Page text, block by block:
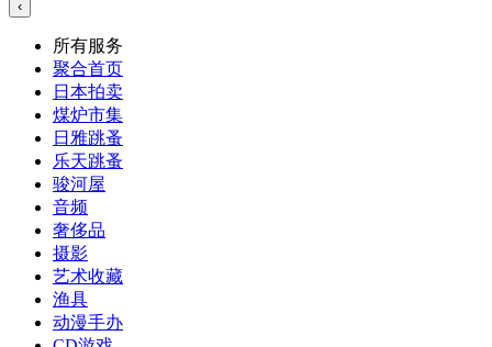
‹
所有服务
聚合首页
日本拍卖
煤炉市集
日雅跳蚤
乐天跳蚤
骏河屋
音频
奢侈品
摄影
艺术收藏
渔具
动漫手办